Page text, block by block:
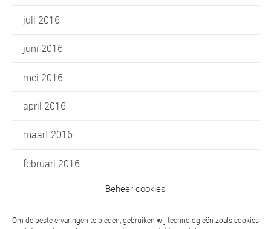
Beheer cookies
Om de beste ervaringen te bieden, gebruiken wij technologieën zoals cookies
juli 2016
juni 2016
mei 2016
april 2016
maart 2016
februari 2016
oktober 2015